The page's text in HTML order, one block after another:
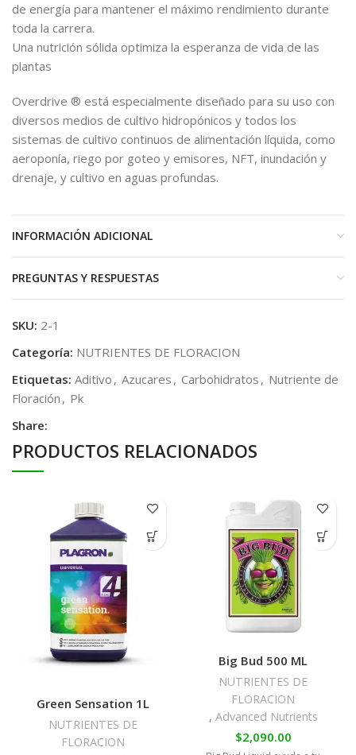
de energía para mantener el máximo rendimiento durante
toda la carrera.
Una nutrición sólida optimiza la esperanza de vida de las
plantas
Overdrive ® está especialmente diseñado para su uso con
diversos medios de cultivo hidropónicos y todos los
sistemas de cultivo continuos de alimentación líquida, como
aeroponía, riego por goteo y emisores, NFT, inundación y
drenaje, y cultivo en aguas profundas.
INFORMACIÓN ADICIONAL
PREGUNTAS Y RESPUESTAS
SKU: 2-1
Categoría: NUTRIENTES DE FLORACION
Etiquetas: Aditivo , Azucares , Carbohidratos , Nutriente de
Floración , Pk
Share:
PRODUCTOS RELACIONADOS
Green Sensation 1L
NUTRIENTES DE
FLORACION
Big Bud 500 ML
NUTRIENTES DE
FLORACION
, Advanced Nutrients
$2,090.00